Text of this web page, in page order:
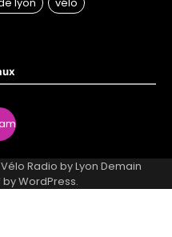
Vélo Radio byLyon Demain
byWordPress.